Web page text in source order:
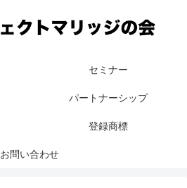
セミナー
パートナーシップ
登録商標
お問い合わせ